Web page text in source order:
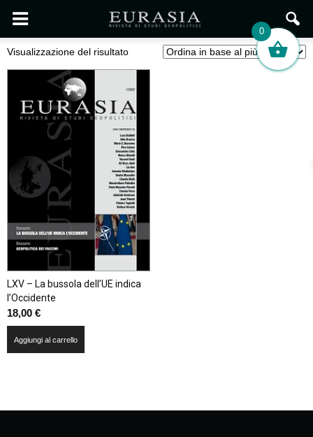
Visualizzazione del risultato
LXV – La bussola dell’UE indica
l’Occidente
18,00 €
Aggiungi al carrello
0